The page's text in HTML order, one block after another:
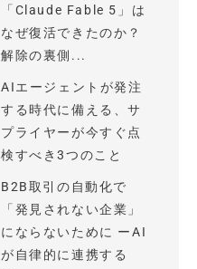
「Claude Fable 5」は
なぜ復活できたのか？
解除の裏側...
AIエージェントが発注
する時代に備える、サ
プライヤーが今すぐ点
検すべき3つのこと
B2B取引の自動化で
「発見されない企業」
にならないために ーAI
が自律的に連携する